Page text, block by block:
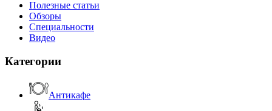
Полезные статьи
Обзоры
Специальности
Видео
Категории
Антикафе